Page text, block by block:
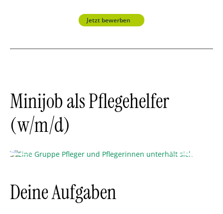
Jetzt bewerben
Minijob als Pflegehelfer
(w/m/d)
Deine Aufgaben